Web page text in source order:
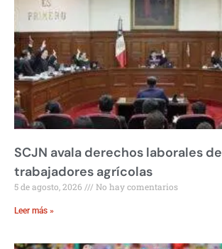
SCJN avala derechos laborales de
trabajadores agrícolas
5 de agosto, 2026 No hay comentarios
Leer más »